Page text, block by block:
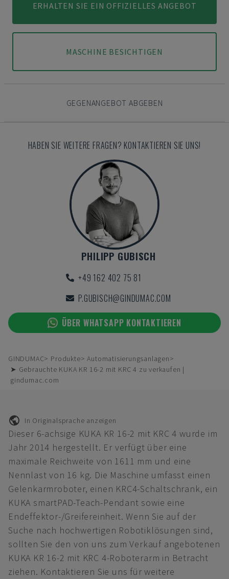
ERHALTEN SIE EIN OFFIZIELLES ANGEBOT
MASCHINE BESICHTIGEN
GEGENANGEBOT ABGEBEN
HABEN SIE WEITERE FRAGEN? KONTAKTIEREN SIE UNS!
PHILIPP GUBISCH
+49 162 402 75 81
P.GUBISCH@GINDUMAC.COM
ÜBER WHATSAPP KONTAKTIEREN
GINDUMAC Produkte
Automatisierungsanlagen
➤ Gebrauchte KUKA KR 16-2 mit KRC 4 zu verkaufen |
gindumac.com
In Originalsprache anzeigen
Dieser 6-achsige KUKA KR 16-2 mit KRC 4 wurde im
Jahr 2014 hergestellt. Er verfügt über eine
maximale Reichweite von 1611 mm und eine
Nennlast von 16 kg. Die Maschine umfasst einen
Gelenkarmroboter, einen KRC4-Schaltschrank, ein
KUKA smartPAD-Teach-Pendant sowie eine
Endeffektor-/Greifereinheit. Wenn Sie auf der
Suche nach hochwertigen Robotiklösungen sind,
sollten Sie den von uns zum Verkauf angebotenen
KUKA KR 16-2 mit KRC 4-Roboterarm in Betracht
ziehen. Kontaktieren Sie uns für weitere